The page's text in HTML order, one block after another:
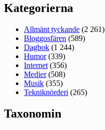
Kategorierna
Allmänt tyckande (2 261)
Bloggosfären (589)
Dagbok (1 244)
Humor(339)
Internet (356)
Medier(508)
Musik (355)
Tekniknörderi (265)
Taxonomin